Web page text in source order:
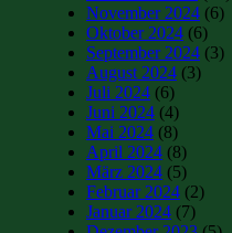
November 2024 (6)
Oktober 2024 (6)
September 2024 (3)
August 2024 (3)
Juli 2024 (6)
Juni 2024 (4)
Mai 2024 (8)
April 2024 (8)
März 2024 (5)
Februar 2024 (2)
Januar 2024 (7)